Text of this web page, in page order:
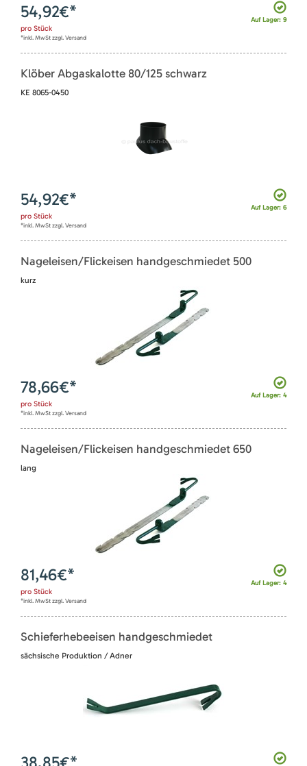
Auf Lager: 9
54,92€*
pro Stück
*inkl. MwSt zzgl. Versand
Klöber Abgaskalotte 80/125 schwarz
KE 8065-0450
Auf Lager: 6
54,92€*
pro Stück
*inkl. MwSt zzgl. Versand
Nageleisen/Flickeisen handgeschmiedet 500
kurz
Auf Lager: 4
78,66€*
pro Stück
*inkl. MwSt zzgl. Versand
Nageleisen/Flickeisen handgeschmiedet 650
lang
Auf Lager: 4
81,46€*
pro Stück
*inkl. MwSt zzgl. Versand
Schieferhebeeisen handgeschmiedet
sächsische Produktion / Adner
38,85€*